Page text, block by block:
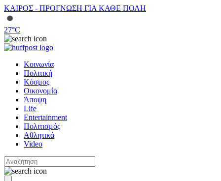
ΚΑΙΡΟΣ - ΠΡΟΓΝΩΣΗ ΓΙΑ ΚΑΘΕ ΠΟΛΗ
27°C
Κοινωνία
Πολιτική
Κόσμος
Οικονομία
Άποψη
Life
Entertainment
Πολιτισμός
Αθλητικά
Video